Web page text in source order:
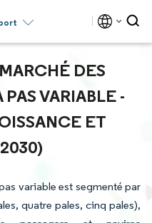
DES
VARIABLE -
ET
variable est segmenté par
quatre pales, cinq pales),